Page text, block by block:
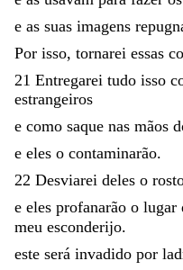
e as suas imagens
Por isso, tornarei essas
21 Entregarei tudo isso
estrangeiros
e como saque nas mãos
e eles o contaminarão.
22 Desviarei deles o
e eles profanarão o lugar
meu esconderijo.
este será invadido por